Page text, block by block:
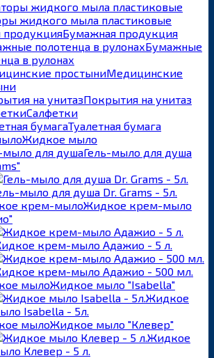
жидкого мыла пластиковые
Бумажная продукция
Бумажные
в рулонах
Медицинские
Покрытия на унитаз
Салфетки
Туалетная бумага
Жидкое мыло
Гель-мыло для душа
мыло для душа Dr. Grams - 5л.
Жидкое крем-мыло
крем-мыло Адажио - 5 л.
крем-мыло Адажио - 500 мл.
Жидкое мыло "Isabella"
Жидкое
Isabella - 5л.
Жидкое мыло "Клевер"
Жидкое
Клевер - 5 л.